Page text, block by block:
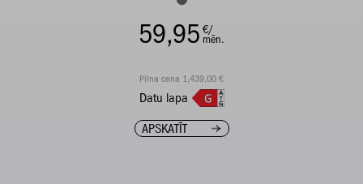
59,95 €/
mēn.
Pilna cena 1,439,00 €
Datu lapa
APSKATĪT